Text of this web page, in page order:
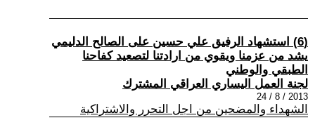
(6) استشهاد الرفيق علي حسين على الصالح الدليمي
يشد من عزمنا ويقوي من ارادتنا لتصعيد كفاحنا
الطبقي والوطني
لجنة العمل اليساري العراقي المشترك
2013 / 8 / 24
الشهداء والمضحين من اجل التحرر والاشتراكية